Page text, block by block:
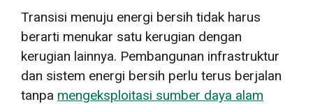
Transisi menuju energi bersih tidak harus
berarti menukar satu kerugian dengan
kerugian lainnya. Pembangunan infrastruktur
dan sistem energi bersih perlu terus berjalan
tanpa mengeksploitasi sumber daya alam